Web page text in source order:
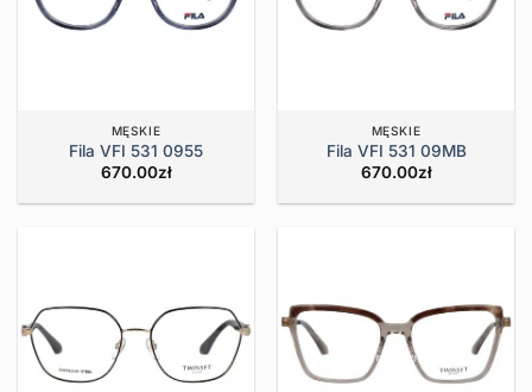
MĘSKIE
Fila VFI 531 0955
670.00zł
MĘSKIE
Fila VFI 531 09MB
670.00zł